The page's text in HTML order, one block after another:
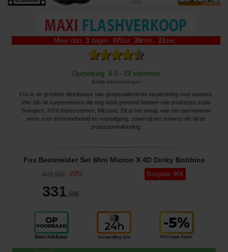
Meer dan 3 dagen 07Uur 20min. 19 sec.
Opmerking: 4.5 - 19 stemmen
Bekijk beoordelingen
Fox is de grootste distributeur van gespecialiseerde visuitrusting voor karpers.
Wie zijn de karpervissers die nog nooit gehoord hebben van producten zoals
Swingers, FOX-boxsystemen, Microns. Dit is het bewijs van een permanente
wens voor innovatiebeleid en vooruitgang, zowel bij het ontwerp als bij de
productontwikkeling.
Fox Beetmelder Set Mini Micron X 4D Dinky Bobbins
428,50€ -23%
331,68€
Bespaar 96€